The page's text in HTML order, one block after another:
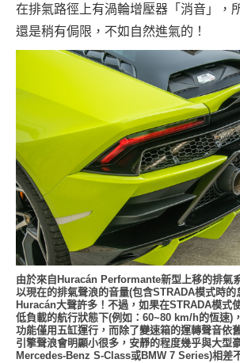
在排氣路徑上有渦輪增壓器「消音」，
還是稍有侷限，不如自然進氣的！
由於來自Huracán Performante新型上移的排氣
以現在的排氣聲浪的音量(包含STRADA模式時的
Huracán大聲許多！不過，如果在STRADA模式
低負載的航行狀態下(例如：60~80 km/h的恆速)
功能僅用五缸運行，而除了變速箱的運轉聲音依
引擎聲浪會明顯小很多，安靜的程度幾乎與大型
Mercedes-Benz S-Class或BMW 7 Series)相差